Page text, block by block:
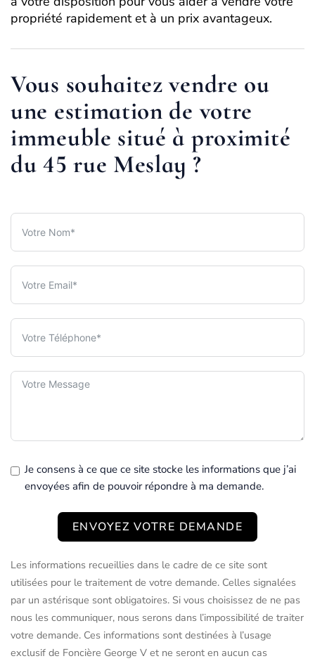
propriété rapidement et à un prix avantageux.
Vous souhaitez vendre ou
une estimation de votre
immeuble situé à proximité
du 45 rue Meslay ?
Je consens à ce que ce site stocke les informations que j’ai
envoyées afin de pouvoir répondre à ma demande.
ENVOYEZ VOTRE DEMANDE
Les informations recueillies dans le cadre de ce site sont
utilisées pour le traitement de votre demande. Celles signalées
par un astérisque sont obligatoires. Si vous choisissez de ne pas
nous les communiquer, nous serons dans l’impossibilité de traiter
votre demande. Ces informations sont destinées à l’usage
exclusif de Foncière George V et ne seront en aucun cas